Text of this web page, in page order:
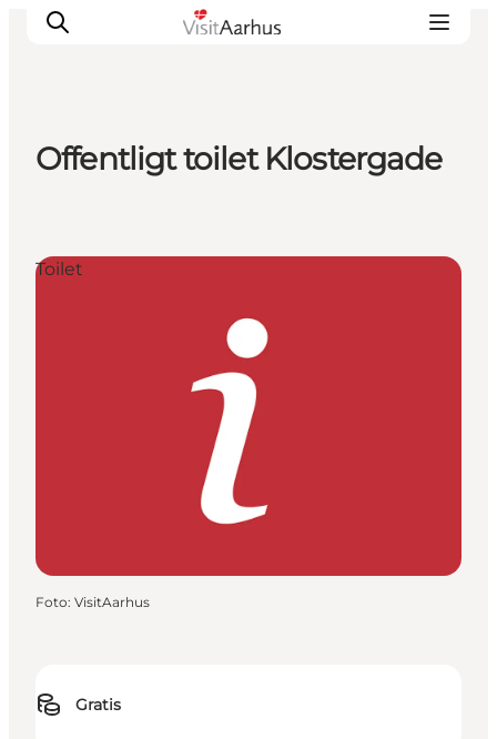
Byer og steder
Planlæg ferien
Offentligt toilet Klostergade
Gratis
Toilet
Foto: VisitAarhus